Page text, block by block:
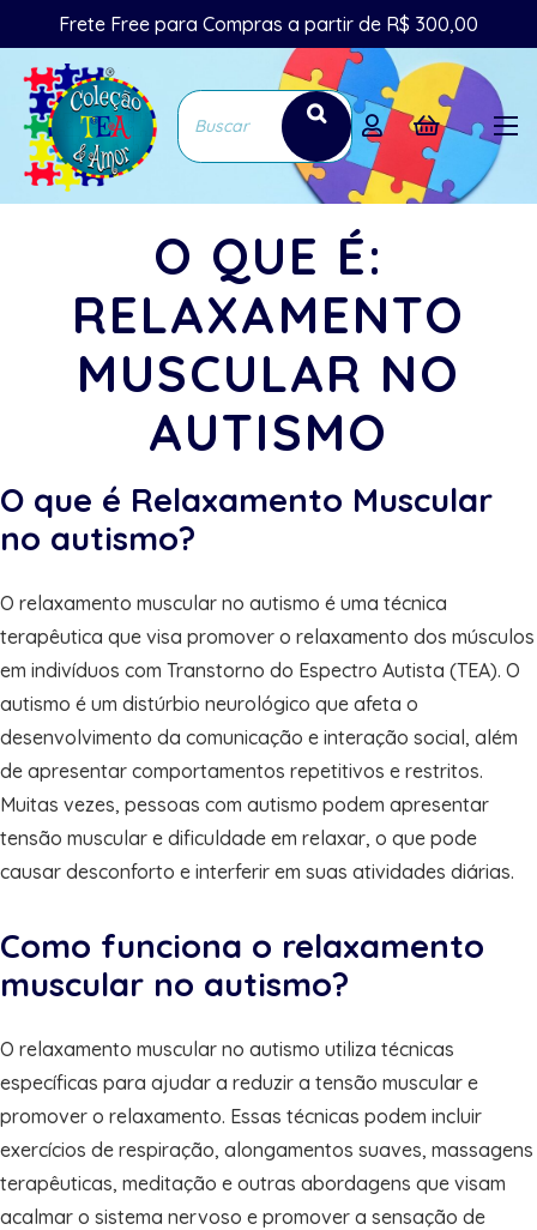
Frete Free para Compras a partir de R$ 300,00
O QUE É:
RELAXAMENTO
MUSCULAR NO
AUTISMO
O que é Relaxamento Muscular
no autismo?
O relaxamento muscular no autismo é uma técnica
terapêutica que visa promover o relaxamento dos músculos
em indivíduos com Transtorno do Espectro Autista (TEA). O
autismo é um distúrbio neurológico que afeta o
desenvolvimento da comunicação e interação social, além
de apresentar comportamentos repetitivos e restritos.
Muitas vezes, pessoas com autismo podem apresentar
tensão muscular e dificuldade em relaxar, o que pode
causar desconforto e interferir em suas atividades diárias.
Como funciona o relaxamento
muscular no autismo?
O relaxamento muscular no autismo utiliza técnicas
específicas para ajudar a reduzir a tensão muscular e
promover o relaxamento. Essas técnicas podem incluir
exercícios de respiração, alongamentos suaves, massagens
terapêuticas, meditação e outras abordagens que visam
acalmar o sistema nervoso e promover a sensação de